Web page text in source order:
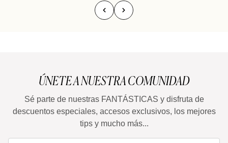
ÚNETE A NUESTRA COMUNIDAD
Sé parte de nuestras FANTÁSTICAS y disfruta de
descuentos especiales, accesos exclusivos, los mejores
tips y mucho más...